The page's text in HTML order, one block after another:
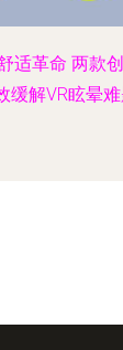
适革命 两款
缓解VR眩晕